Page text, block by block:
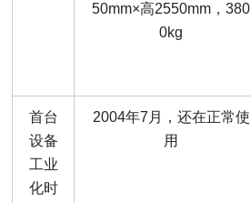
50mm×高2550mm，380
0kg
首台
设备
工业
化时
2004年7月，还在正常使
用